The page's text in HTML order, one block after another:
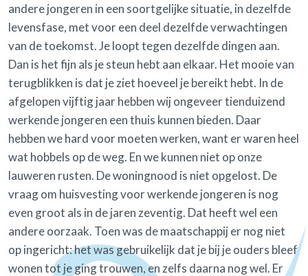
andere jongeren in een soortgelijke situatie, in dezelfde
levensfase, met voor een deel dezelfde verwachtingen
van de toekomst. Je loopt tegen dezelfde dingen aan.
Dan is het fijn als je steun hebt aan elkaar. Het mooie van
terugblikken is dat je ziet hoeveel je bereikt hebt. In de
afgelopen vijftig jaar hebben wij ongeveer tienduizend
werkende jongeren een thuis kunnen bieden. Daar
hebben we hard voor moeten werken, want er waren heel
wat hobbels op de weg. En we kunnen niet op onze
lauweren rusten. De woningnood is niet opgelost. De
vraag om huisvesting voor werkende jongeren is nog
even groot als in de jaren zeventig. Dat heeft wel een
andere oorzaak. Toen was de maatschappij er nog niet
op ingericht: het was gebruikelijk dat je bij je ouders bleef
wonen tot je ging trouwen, en zelfs daarna nog wel. Er